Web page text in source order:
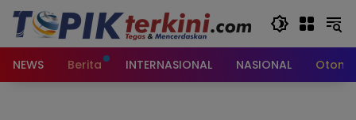
Langsung
konten
NEWS
Berita INTERNASIONAL NASIONAL